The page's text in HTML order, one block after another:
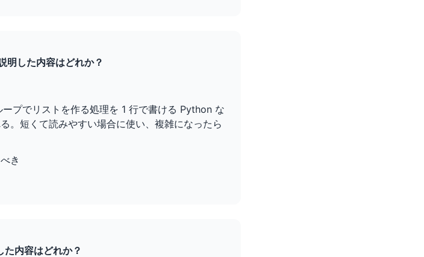
明した内容はどれか？
ープでリストを作る処理を 1 行で書ける Python な
。短くて読みやすい場合に使い、複雑になったら
き
た内容はどれか？